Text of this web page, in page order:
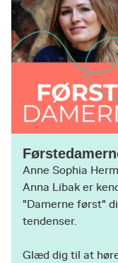
Anne Sophia
Anna Libak er
"Damerne først"
tendenser.
Glæd dig til at